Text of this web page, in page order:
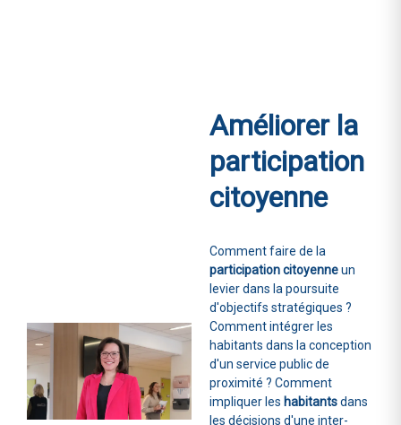
Améliorer la
participation
citoyenne
Comment faire de la
participation citoyenneun
levier dans la poursuite
d'objectifs stratégiques ?
Comment intégrer les
habitants dans la conception
d'un service public de
proximité ? Comment
impliquer les habitantsdans
les décisions d'une inter-